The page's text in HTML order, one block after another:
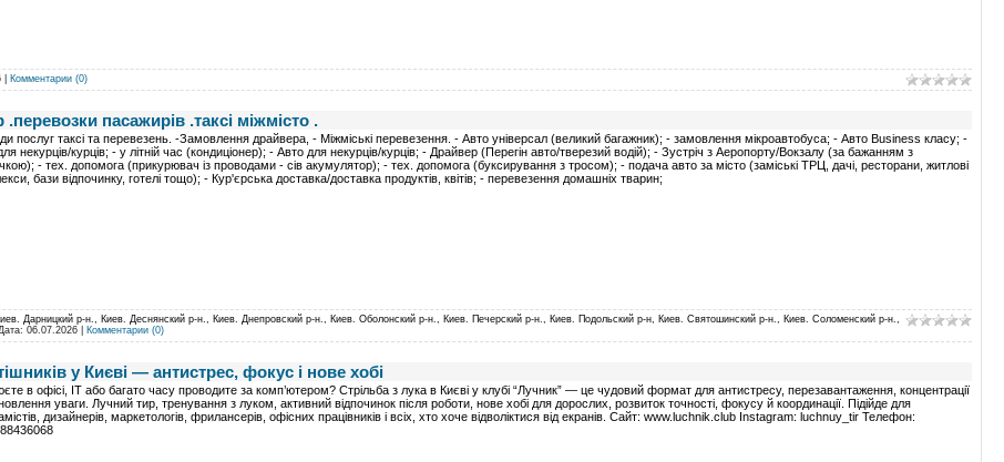
Комментарии (0)
пасажирів .таксі міжмісто .
послуг таксі та перевезень. -Замовлення драйвера, - Міжміські перевезення. - Авто універсал (великий багажник); - замовлення мікроавтобуса; - Авто Business класу; -
некурців/курців; - у літній час (кондиціонер); - Авто для некурців/курців; - Драйвер (Перегін авто/тверезий водій); - Зустріч з Аеропорту/Вокзалу (за бажанням з
- тех. допомога (прикурювач із проводами - сів акумулятор); - тех. допомога (буксирування з тросом); - подача авто за місто (заміські ТРЦ, дачі, ресторани, житлові
бази відпочинку, готелі тощо); - Кур'єрська доставка/доставка продуктів, квітів; - перевезення домашніх тварин;
Дарницкий р-н., Киев. Деснянский р-н., Киев. Днепровский р-н., Киев. Оболонский р-н., Киев. Печерский р-н., Киев. Подольский р-н, Киев. Святошинский р-н., Киев. Соломенский р-н.,
06.07.2026 Комментарии (0)
у Києві — антистрес, фокус і нове хобі
в офісі, IT або багато часу проводите за комп’ютером? Стрільба з лука в Києві у клубі “Лучник” — це чудовий формат для антистресу, перезавантаження, концентрації
уваги. Лучний тир, тренування з луком, активний відпочинок після роботи, нове хобі для дорослих, розвиток точності, фокусу й координації. Підійде для
дизайнерів, маркетологів, фрилансерів, офісних працівників і всіх, хто хоче відволіктися від екранів. Сайт: www.luchnik.club Instagram: luchnuy_tir Телефон: